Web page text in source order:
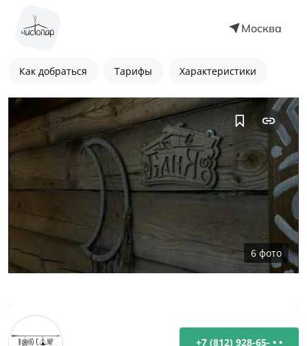
Москва
Как добраться Тарифы Характеристики
6 фото
+7 (812) 928-65- • •